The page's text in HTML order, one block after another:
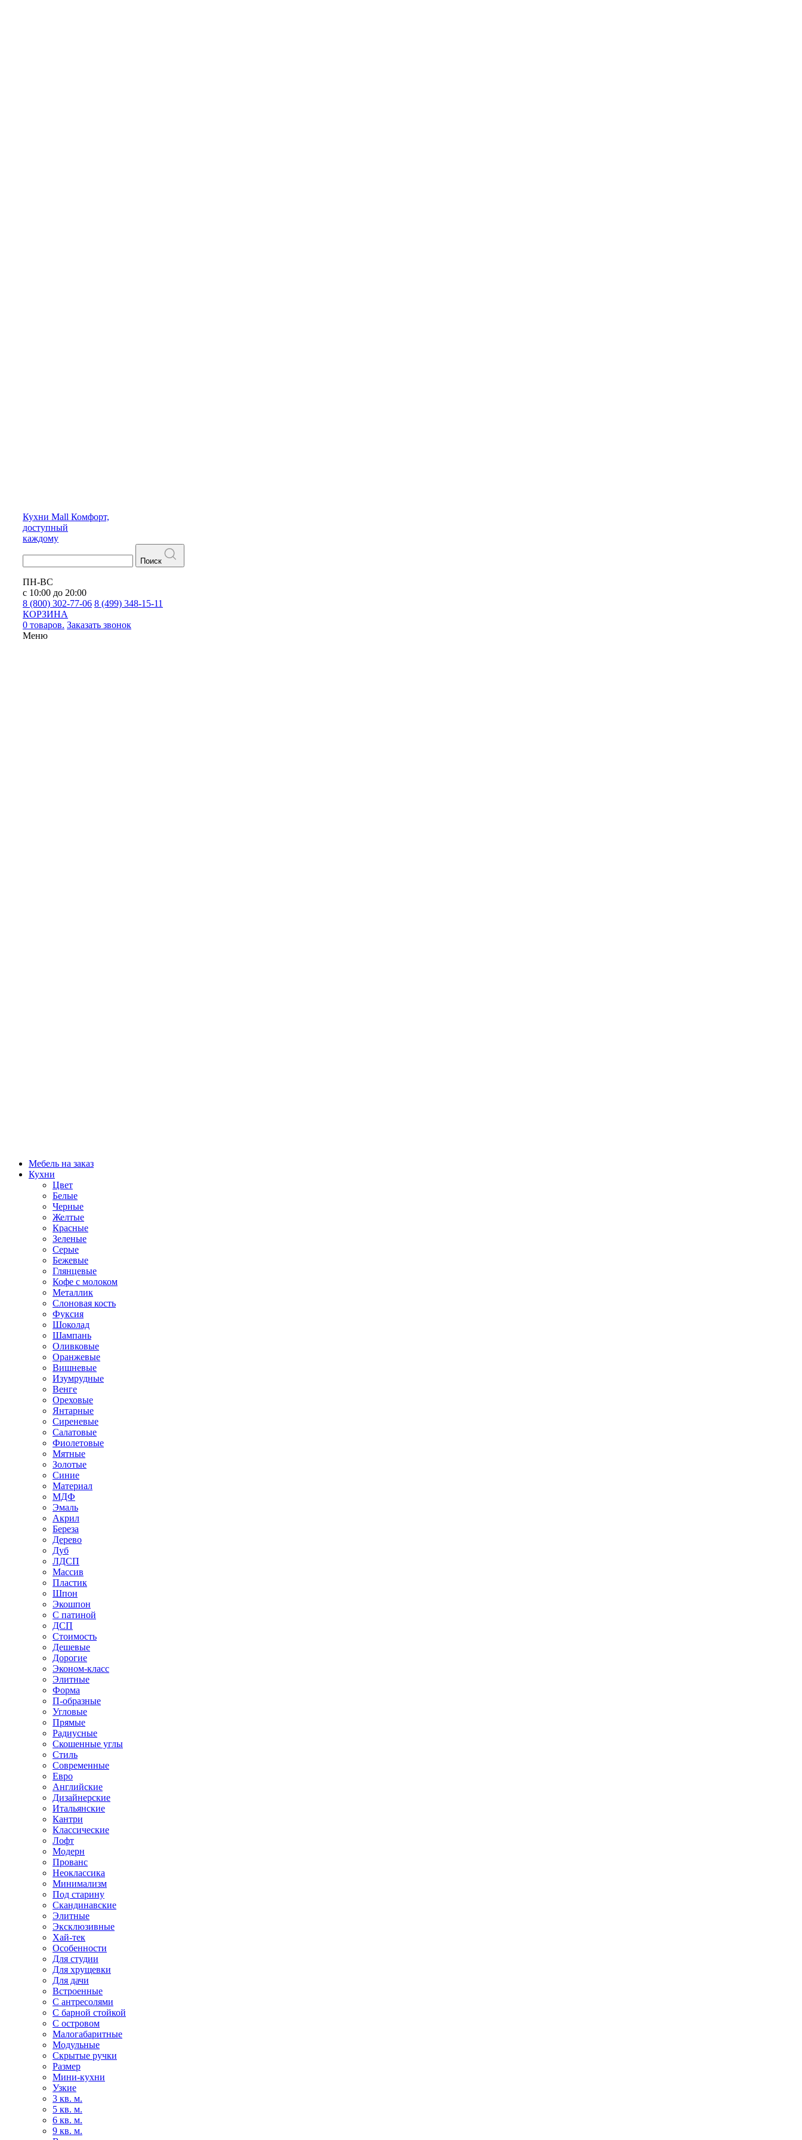
Кухни Mall Комфорт,
доступный
каждому
Поиск
ПН-ВС
с 10:00 до 20:00
8 (800) 302-77-06 8 (499) 348-15-11
КОРЗИНА
0 товаров. Заказать звонок
Меню
Мебель на заказ
Кухни
Цвет
Белые
Черные
Желтые
Красные
Зеленые
Серые
Бежевые
Глянцевые
Кофе с молоком
Металлик
Слоновая кость
Фуксия
Шоколад
Шампань
Оливковые
Оранжевые
Вишневые
Изумрудные
Венге
Ореховые
Янтарные
Сиреневые
Салатовые
Фиолетовые
Мятные
Золотые
Синие
Материал
МДФ
Эмаль
Акрил
Береза
Дерево
Дуб
ЛДСП
Массив
Пластик
Шпон
Экошпон
С патиной
ДСП
Стоимость
Дешевые
Дорогие
Эконом-класс
Элитные
Форма
П-образные
Угловые
Прямые
Радиусные
Скошенные углы
Стиль
Современные
Евро
Английские
Дизайнерские
Итальянские
Кантри
Классические
Лофт
Модерн
Прованс
Неоклассика
Минимализм
Под старину
Скандинавские
Элитные
Эксклюзивные
Хай-тек
Особенности
Для студии
Для хрущевки
Для дачи
Встроенные
С антресолями
С барной стойкой
С островом
Малогабаритные
Модульные
Скрытые ручки
Размер
Мини-кухни
Узкие
3 кв. м.
5 кв. м.
6 кв. м.
9 кв. м.